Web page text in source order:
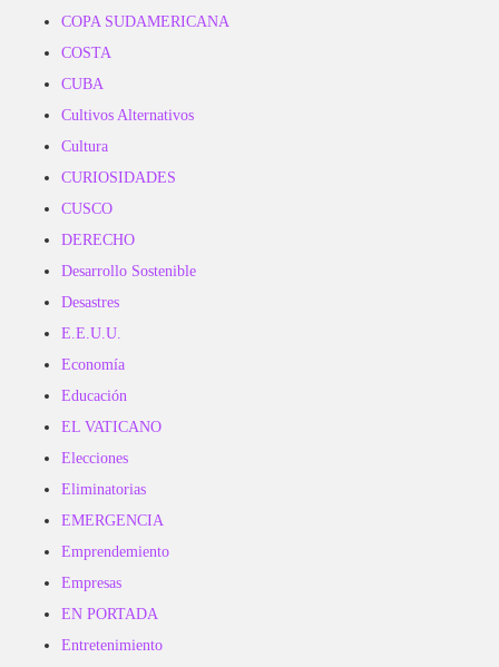
COPA SUDAMERICANA
COSTA
CUBA
Cultivos Alternativos
Cultura
CURIOSIDADES
CUSCO
DERECHO
Desarrollo Sostenible
Desastres
E.E.U.U.
Economía
Educación
EL VATICANO
Elecciones
Eliminatorias
EMERGENCIA
Emprendemiento
Empresas
EN PORTADA
Entretenimiento